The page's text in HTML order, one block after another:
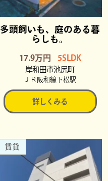
多頭飼いも、庭のある暮
らしも。
17.9万円 5SLDK
岸和田市池尻町
ＪＲ阪和線下松駅
詳しくみる
賃貸